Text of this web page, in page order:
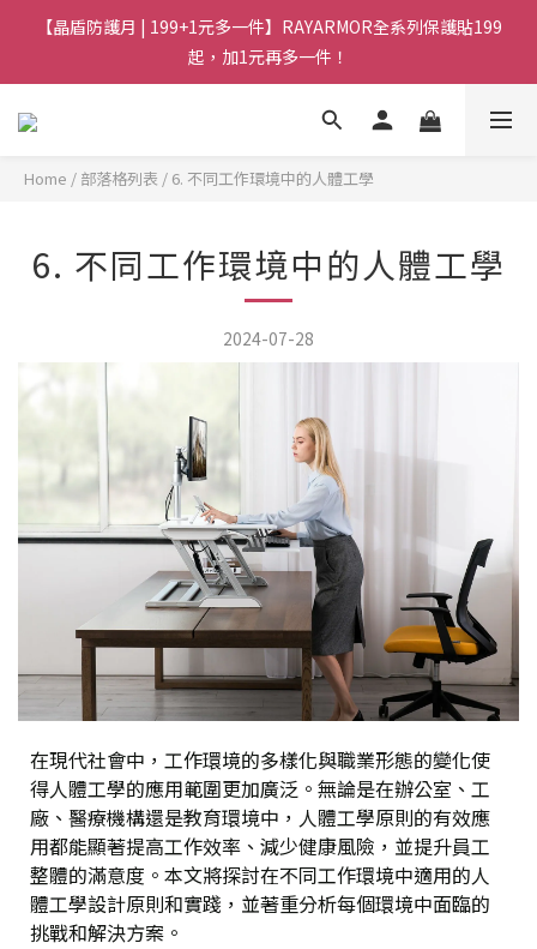
【晶盾防護月 | 199+1元多一件】RAYARMOR全系列保護貼199
起，加1元再多一件！
Home / 部落格列表 / 6. 不同工作環境中的人體工學
6. 不同工作環境中的人體工學
2024-07-28
在現代社會中，工作環境的多樣化與職業形態的變化使
得人體工學的應用範圍更加廣泛。無論是在辦公室、工
廠、醫療機構還是教育環境中，人體工學原則的有效應
用都能顯著提高工作效率、減少健康風險，並提升員工
整體的滿意度。本文將探討在不同工作環境中適用的人
體工學設計原則和實踐，並著重分析每個環境中面臨的
挑戰和解決方案。